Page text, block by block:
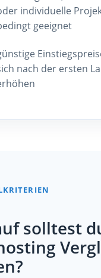
individuelle
geeignet
nach der ersten
solltest